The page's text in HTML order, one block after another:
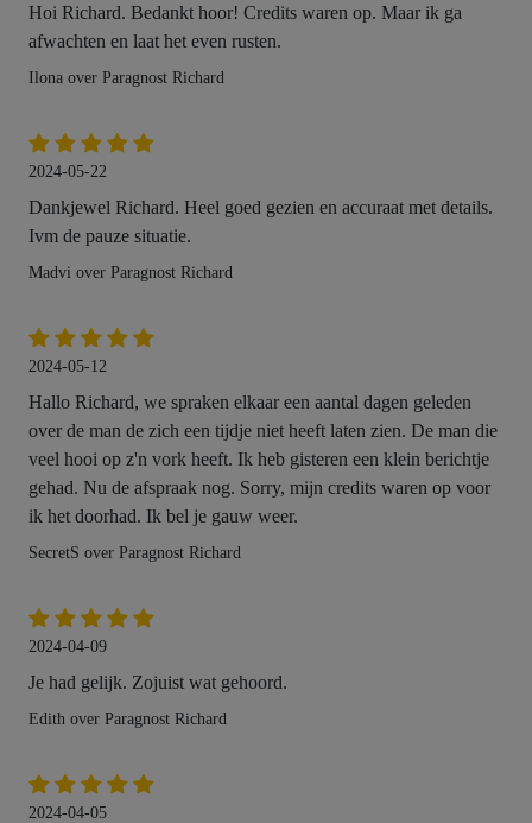
Hoi Richard. Bedankt hoor! Credits waren op. Maar ik ga
afwachten en laat het even rusten.
Ilona over Paragnost Richard
2024-05-22
Dankjewel Richard. Heel goed gezien en accuraat met details.
Ivm de pauze situatie.
Madvi over Paragnost Richard
2024-05-12
Hallo Richard, we spraken elkaar een aantal dagen geleden
over de man de zich een tijdje niet heeft laten zien. De man die
veel hooi op z'n vork heeft. Ik heb gisteren een klein berichtje
gehad. Nu de afspraak nog. Sorry, mijn credits waren op voor
ik het doorhad. Ik bel je gauw weer.
SecretS over Paragnost Richard
2024-04-09
Je had gelijk. Zojuist wat gehoord.
Edith over Paragnost Richard
2024-04-05